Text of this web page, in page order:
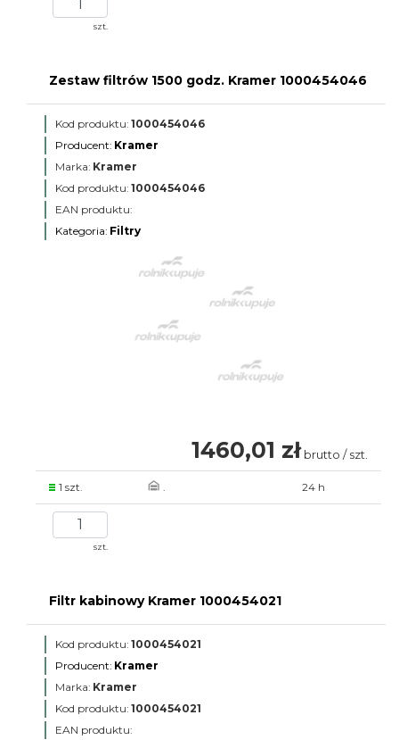
szt.
Zestaw filtrów 1500 godz. Kramer 1000454046
Kod produktu: 1000454046
Producent: Kramer
Marka: Kramer
Kod produktu: 1000454046
EAN produktu:
Kategoria: Filtry
1460,01 zł brutto / szt.
1 szt. . 24 h
szt.
Filtr kabinowy Kramer 1000454021
Kod produktu: 1000454021
Producent: Kramer
Marka: Kramer
Kod produktu: 1000454021
EAN produktu: